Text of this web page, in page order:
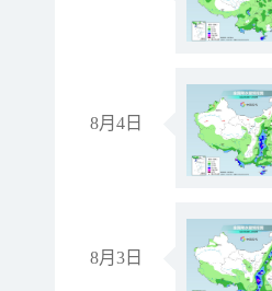
8月4日
8月3日